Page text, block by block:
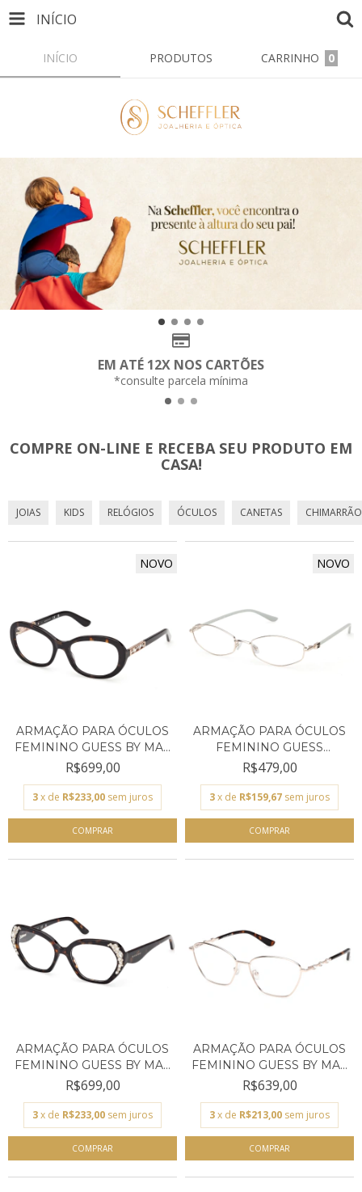
INÍCIO
INÍCIO PRODUTOS CARRINHO 0
EM ATÉ 12X NOS CARTÕES
*consulte parcela mínima
COMPRE ON-LINE E RECEBA SEU PRODUTO EM
CASA!
JOIAS KIDS RELÓGIOS ÓCULOS CANETAS CHIMARRÃO
NOVO
ARMAÇÃO PARA ÓCULOS
FEMININO GUESS BY MA...
R$699,00
3x de R$233,00 sem juros
NOVO
ARMAÇÃO PARA ÓCULOS
FEMININO GUESS
DOURA...
R$479,00
3x de R$159,67 sem juros
ARMAÇÃO PARA ÓCULOS
FEMININO GUESS BY MA...
R$699,00
3x de R$233,00 sem juros
ARMAÇÃO PARA ÓCULOS
FEMININO GUESS BY MA...
R$639,00
3x de R$213,00 sem juros